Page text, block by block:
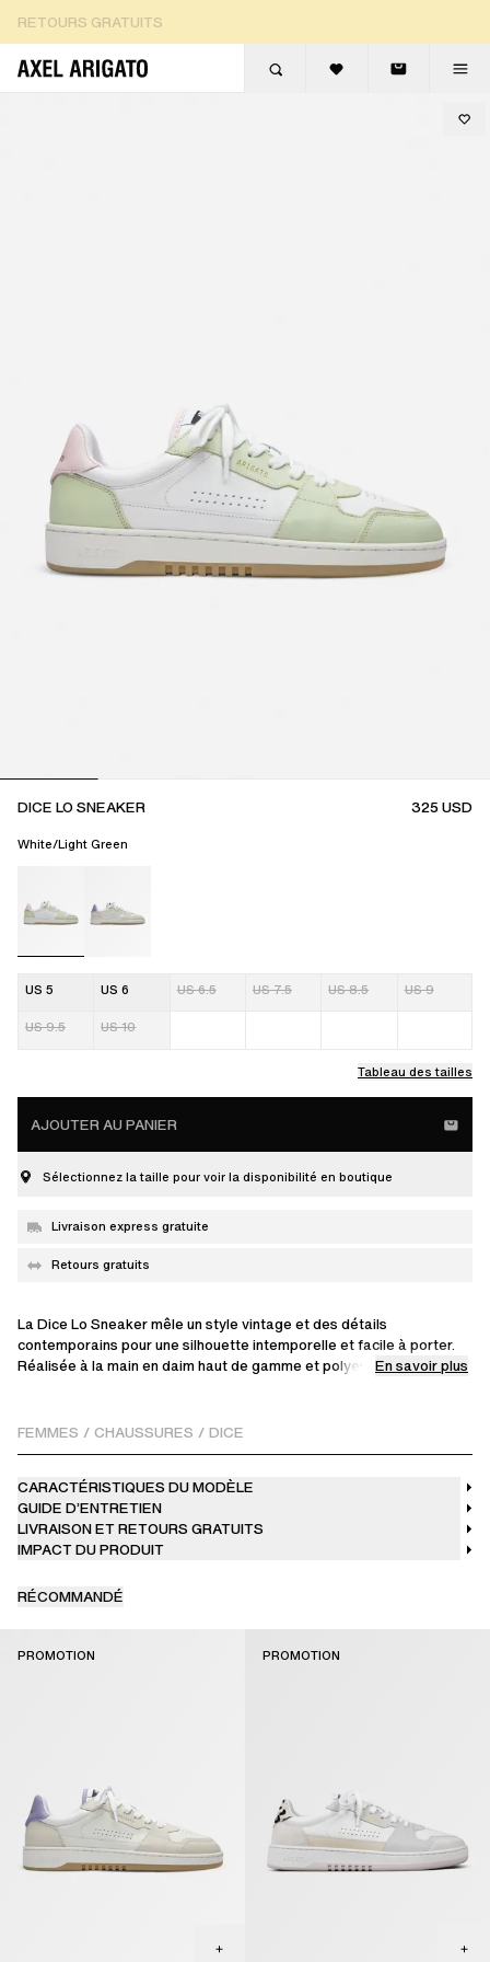
RETOURS GRATUITS
LIVRAISON EXPRESS GRATUITE
DICE LO SNEAKER 325USD
White/Light Green
US 5 US 6 US 6.5 US 7.5 US 8.5 US 9
US 9.5 US 10
Tableau des tailles
AJOUTER AU PANIER
Sélectionnez la taille pour voir la disponibilité en boutique
Livraison express gratuite
Retours gratuits
La Dice Lo Sneaker mêle un style vintage et des détails
contemporains pour une silhouette intemporelle et facile à porter.
Réalisée à la main en daim haut de gamme et polyester, elleEn savoir plus
FEMMES / CHAUSSURES / DICE
CARACTÉRISTIQUES DU MODÈLE
GUIDE D’ENTRETIEN
LIVRAISON ET RETOURS GRATUITS
IMPACT DU PRODUIT
RÉCOMMANDÉ
PROMOTION PROMOTION